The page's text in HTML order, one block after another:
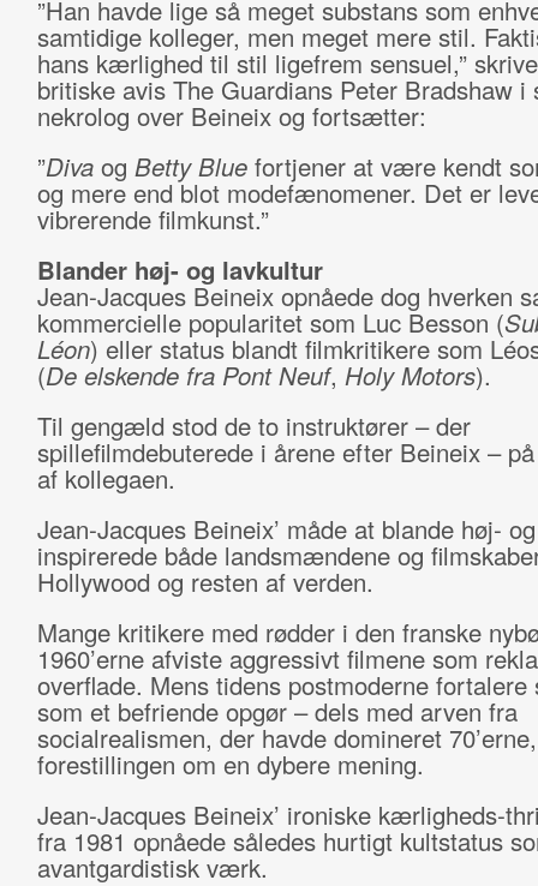
”Han havde lige så meget substans som
samtidige kolleger, men meget mere stil.
hans kærlighed til stil ligefrem sensuel,”
britiske avis The Guardians Peter Bradshaw i
nekrolog over Beineix og fortsætter:
”Divaog Betty Bluefortjener at være kendt
og mere end blot modefænomener. Det er
vibrerende filmkunst.”
Blander høj- og lavkultur
Jean-Jacques Beineix opnåede dog hverken
kommercielle popularitet som Luc Besson (
Léon) eller status blandt filmkritikere som
(De elskende fra Pont Neuf, Holy Motors).
Til gengæld stod de to instruktører – der
spillefilmdebuterede i årene efter Beineix –
af kollegaen.
Jean-Jacques Beineix’ måde at blande høj-
inspirerede både landsmændene og
Hollywood og resten af verden.
Mange kritikere med rødder i den franske
1960’erne afviste aggressivt filmene som
overflade. Mens tidens postmoderne fortalere
som et befriende opgør – dels med arven fra
socialrealismen, der havde domineret
forestillingen om en dybere mening.
Jean-Jacques Beineix’ ironiske kærligheds-
fra 1981 opnåede således hurtigt kultstatus
avantgardistisk værk.